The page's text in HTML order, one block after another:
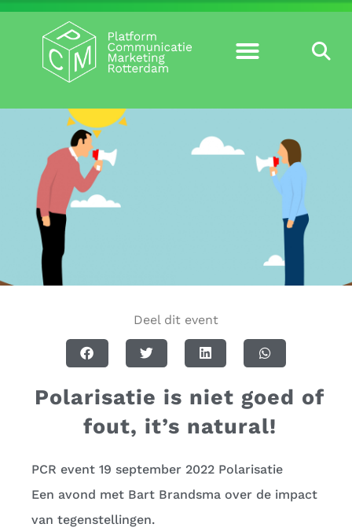
Deel dit event
Polarisatie is niet goed of
fout, it’s natural!
PCR event 19 september 2022 Polarisatie
Een avond met Bart Brandsma over de impact
van tegenstellingen.